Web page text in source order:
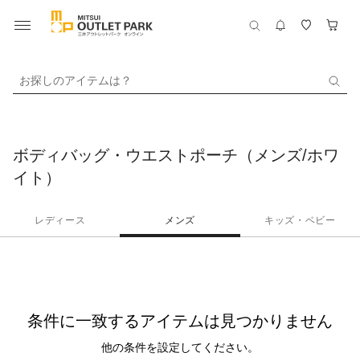
お探しのアイテムは？
ボディバッグ・ウエストポーチ（メンズ/ホワ
イト）
レディース メンズ キッズ・ベビー
条件に一致するアイテムは見つかりません
他の条件を設定してください。